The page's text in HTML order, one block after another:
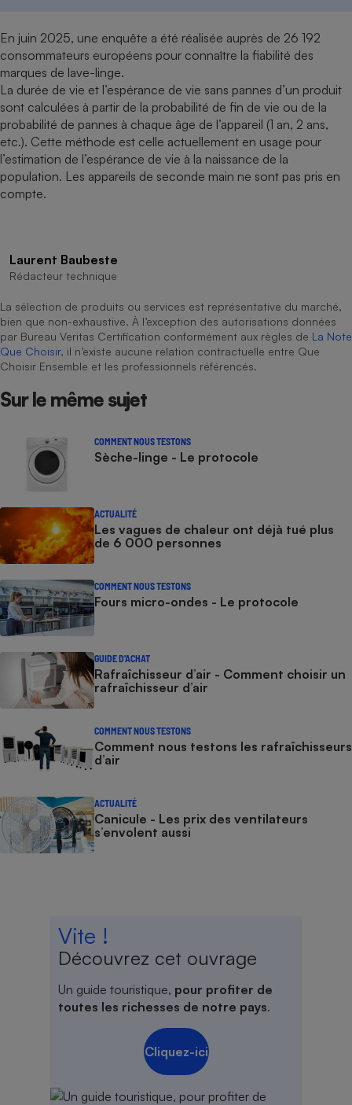
En juin 2025, une enquête a été réalisée auprès de 26 192
consommateurs européens pour connaître la fiabilité des
marques de lave-linge.
La durée de vie et l’espérance de vie sans pannes d’un produit
sont calculées à partir de la probabilité de fin de vie ou de la
probabilité de pannes à chaque âge de l’appareil (1 an, 2 ans,
etc.). Cette méthode est celle actuellement en usage pour
l’estimation de l’espérance de vie à la naissance de la
population. Les appareils de seconde main ne sont pas pris en
compte.
Laurent Baubeste
Rédacteur technique
La sélection de produits ou services est représentative du marché,
bien que non-exhaustive. À l’exception des autorisations données
par Bureau Veritas Certification conformément aux règles de La Note
Que Choisir, il n’existe aucune relation contractuelle entre Que
Choisir Ensemble et les professionnels référencés.
Sur le même sujet
COMMENT NOUS TESTONS
Sèche-linge - Le protocole
ACTUALITÉ
Les vagues de chaleur ont déjà tué plus
de 6 000 personnes
COMMENT NOUS TESTONS
Fours micro-ondes - Le protocole
GUIDE D'ACHAT
Rafraîchisseur d’air - Comment choisir un
rafraîchisseur d’air
COMMENT NOUS TESTONS
Comment nous testons les rafraîchisseurs
d’air
ACTUALITÉ
Canicule - Les prix des ventilateurs
s’envolent aussi
Vite !
Découvrez cet ouvrage
Un guide touristique, pour profiter de
toutes les richesses de notre pays.
Cliquez-ici